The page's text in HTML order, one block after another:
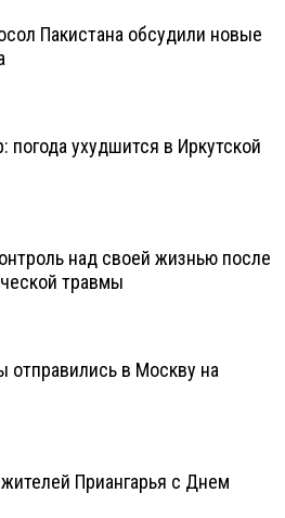
Пакистана обсудили новые
погода ухудшится в Иркутской
над своей жизнью после
травмы
отправились в Москву на
Приангарья с Днем